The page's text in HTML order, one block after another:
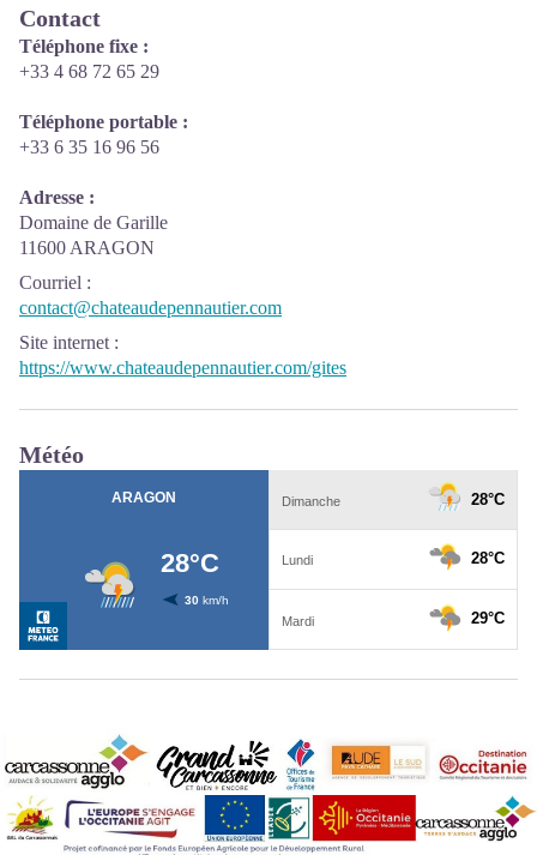
Contact
Téléphone fixe :
+33 4 68 72 65 29
Téléphone portable :
+33 6 35 16 96 56
Adresse :
Domaine de Garille
11600 ARAGON
Courriel :
contact@chateaudepennautier.com
Site internet :
https://www.chateaudepennautier.com/gites
Météo